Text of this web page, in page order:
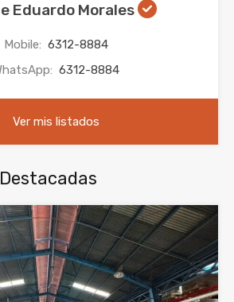
Eduardo Morales
Mobile: 6312-8884
6312-8884
Ver mis listados